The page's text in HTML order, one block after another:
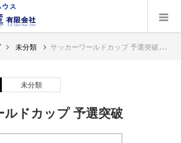
未分類 サッカーワールドカップ 予選突破
未分類
ルドカップ 予選突破